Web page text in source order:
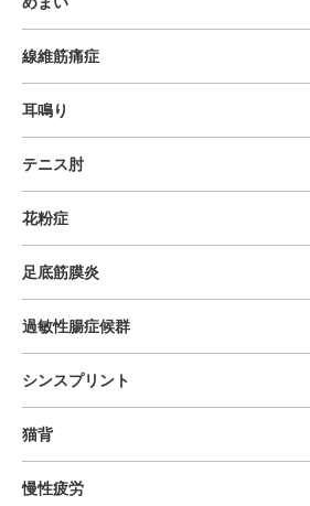
線維筋痛症
耳鳴り
テニス肘
花粉症
足底筋膜炎
過敏性腸症候群
シンスプリント
猫背
慢性疲労